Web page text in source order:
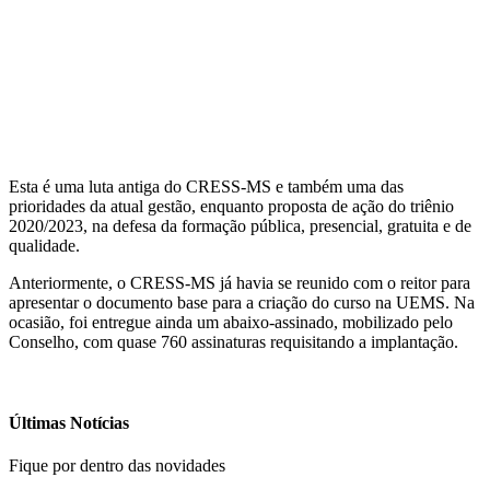
Esta é uma luta antiga do CRESS-MS e também uma das
prioridades da atual gestão, enquanto proposta de ação do triênio
2020/2023, na defesa da formação pública, presencial, gratuita e de
qualidade.
Anteriormente, o CRESS-MS já havia se reunido com o reitor para
apresentar o documento base para a criação do curso na UEMS. Na
ocasião, foi entregue ainda um abaixo-assinado, mobilizado pelo
Conselho, com quase 760 assinaturas requisitando a implantação.
Últimas Notícias
Fique por dentro das novidades